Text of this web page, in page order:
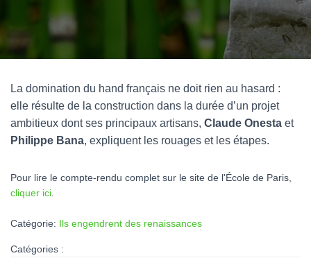
La domination du hand français ne doit rien au hasard :
elle résulte de la construction dans la durée d’un projet
ambitieux dont ses principaux artisans, Claude Onesta et
Philippe Bana, expliquent les rouages et les étapes.
Pour lire le compte-rendu complet sur le site de l'École de Paris,
cliquer ici
Catégorie: Ils engendrent des renaissances
Catégories :